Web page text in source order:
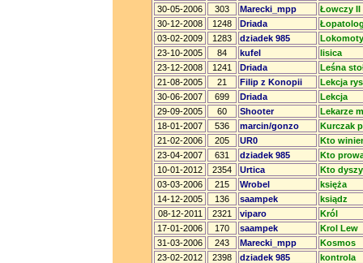
30-05-2006
303 Marecki_mpp
Łowczy II
30-12-2008
1248 Driada
03-02-2009
1283 dziadek 985
23-10-2005
84 kufel
lisica
23-12-2008
1241 Driada
Leśna
21-08-2005
21 Filip z Konopii
Lekcja
30-06-2007
699 Driada
Lekcja
29-09-2005
60 Shooter
Lekarze
18-01-2007
536 marcin/gonzo
Kurczak
21-02-2006
205 UR0
Kto
23-04-2007
631 dziadek 985
Kto
10-01-2012
2354 Urtica
Kto
03-03-2006
215 Wrobel
księża
14-12-2005
136 saampek
ksiądz
08-12-2011
2321 viparo
Król
17-01-2006
170 saampek
Krol Lew
31-03-2006
243 Marecki_mpp
Kosmos
23-02-2012
2398 dziadek 985
kontrola